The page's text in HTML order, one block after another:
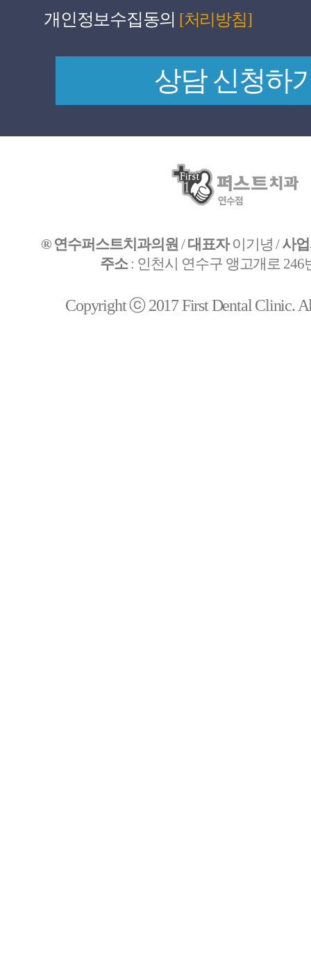
개인정보수집동의 [처리방침]
® 연수퍼스트치과의원 /대표자이기녕 /사
주소: 인천시 연수구 앵고개로 246
Copyright ⓒ 2017 First Dental Clinic.